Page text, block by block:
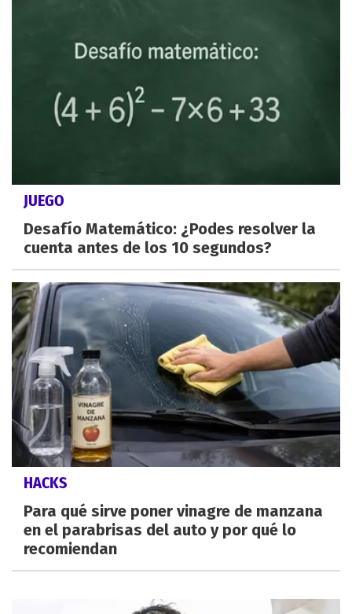
JUEGO
Desafío Matemático: ¿Podes resolver la
cuenta antes de los 10 segundos?
HACKS
Para qué sirve poner vinagre de manzana
en el parabrisas del auto y por qué lo
recomiendan